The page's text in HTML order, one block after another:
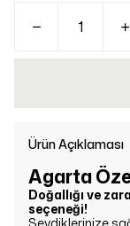
Ürün Açıklaması
Agarta
Doğallığı ve
seçeneği!